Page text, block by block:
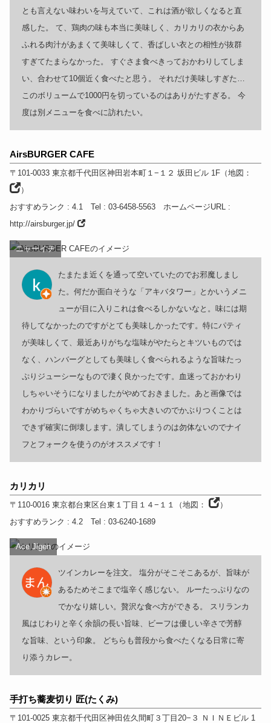
とも言えない味わいを与えていて、これは酒が欲しくなると直
感した。 て、鶏肉の味も本当に美味しく、カリカリの衣からあ
ふれる肉汁があまくて美味しくて、香ばしい衣との相性が抜群
すぎてたまらなかった。 すぐさま食べきっておかわりしてしま
い、合わせて10個近く食べたと思う。 それだけ美味しすぎた…
このボリュームで1000円を切っているのはありがたすぎる。 今
度は別メニューを食べに訪れたい。
AirsBURGER CAFE
〒101-0033 東京都千代田区神田岩本町１−１２ 坂田ビル 1F（地図：
）
おすすめランク : 4.1 Tel : 03-6458-5563 ホームページURL:
http://airsburger.jp/
ニャーイチ
たまたま近くを通って空いていたのでお邪魔しまし
た。何だか面白そうな「アキバタワー」とかいうメニ
ューが目に入りこれは食べるしかないなと。味には期
待してなかったのですがとても美味しかったです。特にパティ
が美味しくて、最近ありがちな塩味がやたらとキツいものでは
なく、ハンバーグとしても美味しく食べられるような旨味たっ
ぷりジューシーなもので凄く良かったです。血迷っておかわり
しちゃいそうになりましたがやめておきました。あと画像では
わかりづらいですがめちゃくちゃ大きいのでかぶりつくことは
できず確実に倒壊します。潰してしまうのは勿体ないのでナイ
フとフォークを使うのがオススメです！
カリカリ
〒110-0016 東京都台東区台東１丁目１４−１１ （地図：
）
おすすめランク : 4.2 Tel : 03-6240-1689
Ace Jigen
ツインカレーを注文。 塩分がそこそこあるが、旨味が
あるためそこまで塩辛く感じない。 ルーたっぷりなの
でかなり嬉しい。贅沢な食べ方ができる。 スリランカ
風はじわりと辛く余韻の長い旨味、ビーフは優しい辛さで芳醇
な旨味、という印象。 どちらも普段から食べたくなる日常に寄
り添うカレー。
手打ち蕎麦切り 匠(たくみ)
〒101-0025 東京都千代田区神田佐久間町３丁目20−３ ＮＩＮＥビル 1